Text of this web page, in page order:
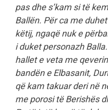
pas dhe s’kam si të
Ballën. Për ca me
këtij, ngaqë nuk e
i duket personazh
hallet e veta me
bandën e Elbasanit,
që kam takuar deri në
me porosi të Berishës